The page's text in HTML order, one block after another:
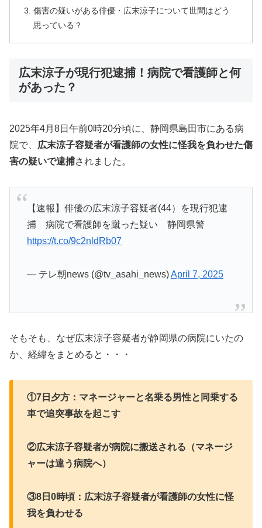
傷害の疑いがある俳優・広末涼子について世間はどう
思っている？
広末涼子が現行犯逮捕！病院で看護師と何
があった？
2025年4月8日午前0時20分頃に、静岡県島田市にある病
院で、 広末涼子容疑者が看護師の女性に怪我を負わせた傷
害の疑いで逮捕されました。
【速報】俳優の広末涼子容疑者(44）を現行犯逮
捕 病院で看護師を蹴った疑い 静岡県警
https://t.co/9c2nldRb07
— テレ朝news (@tv_asahi_news)April 7, 2025
そもそも、なぜ広末涼子容疑者が静岡県の病院にいたの
か、経緯をまとめると・・・
①7日夕方：マネージャーと名乗る男性と同乗する
車で追突事故を起こす
②広末涼子容疑者が病院に搬送される（マネージ
ャーは違う病院へ）
③8日0時頃：広末涼子容疑者が看護師の女性に怪
我を負わせる